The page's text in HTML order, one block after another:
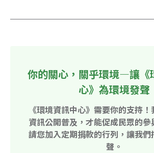
你的關心，關乎環境—讓《
心》為環境發聲
《環境資訊中心》需要你的支持
資訊公開普及，才能促成民眾的
請您加入定期捐款的行列，讓我
聲。